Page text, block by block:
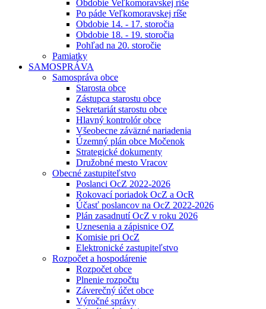
Obdobie Veľkomoravskej ríše
Po páde Veľkomoravskej ríše
Obdobie 14. - 17. storočia
Obdobie 18. - 19. storočia
Pohľad na 20. storočie
Pamiatky
SAMOSPRÁVA
Samospráva obce
Starosta obce
Zástupca starostu obce
Sekretariát starostu obce
Hlavný kontrolór obce
Všeobecne záväzné nariadenia
Územný plán obce Močenok
Strategické dokumenty
Družobné mesto Vracov
Obecné zastupiteľstvo
Poslanci OcZ 2022-2026
Rokovací poriadok OcZ a OcR
Účasť poslancov na OcZ 2022-2026
Plán zasadnutí OcZ v roku 2026
Uznesenia a zápisnice OZ
Komisie pri OcZ
Elektronické zastupiteľstvo
Rozpočet a hospodárenie
Rozpočet obce
Plnenie rozpočtu
Záverečný účet obce
Výročné správy